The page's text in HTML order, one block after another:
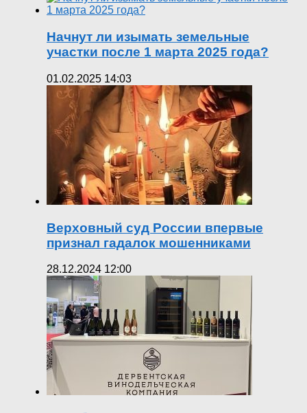
Начнут ли изымать земельные
участки после 1 марта 2025 года?
01.02.2025 14:03
Верховный суд России впервые
признал гадалок мошенниками
28.12.2024 12:00